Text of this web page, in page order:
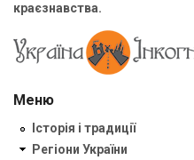
краєзнавства.
Меню
Історія і традиції
Регіони України